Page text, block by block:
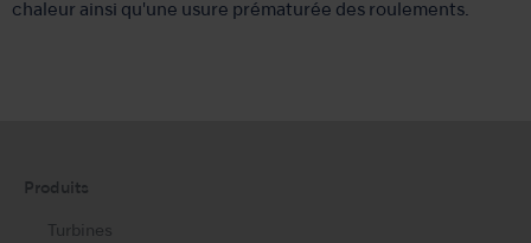
chaleur ainsi qu'une usure prématurée des roulements.
Produits
Turbines